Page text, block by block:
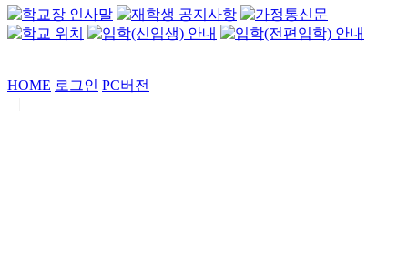
HOME 로그인 PC버전